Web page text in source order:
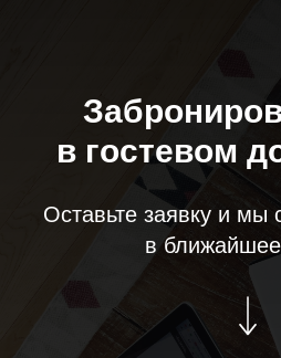
в гостевом
Оставьте заявку и
в